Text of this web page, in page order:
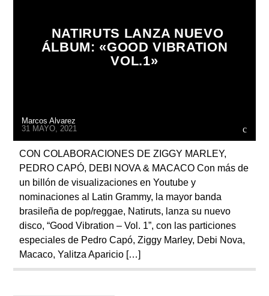
NATIRUTS LANZA NUEVO
ÁLBUM: «GOOD VIBRATION
VOL.1»
Marcos Alvarez
31 MAYO, 2021
CON COLABORACIONES DE ZIGGY MARLEY,
PEDRO CAPÓ, DEBI NOVA & MACACO Con más de
un billón de visualizaciones en Youtube y
nominaciones al Latin Grammy, la mayor banda
brasileña de pop/reggae, Natiruts, lanza su nuevo
disco, “Good Vibration – Vol. 1”, con las particiones
especiales de Pedro Capó, Ziggy Marley, Debi Nova,
Macaco, Yalitza Aparicio […]